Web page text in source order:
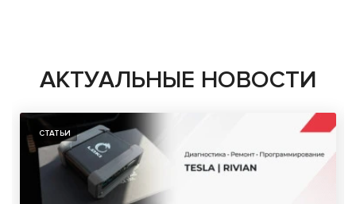
АКТУАЛЬНЫЕ НОВОСТИ
СТАТЬИ